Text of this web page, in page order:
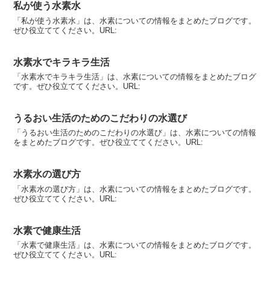
私が使う水素水
「私が使う水素水」は、水素についての情報をまとめたブログです。
ぜひ役立ててください。URL:
水素水でキラキラ生活
「水素水でキラキラ生活」は、水素についての情報をまとめたブログ
です。ぜひ役立ててください。URL:
うるおい生活のためのこだわりの水選び
「うるおい生活のためのこだわりの水選び」は、水素についての情報
をまとめたブログです。ぜひ役立ててください。URL:
水素水の選び方
「水素水の選び方」は、水素についての情報をまとめたブログです。
ぜひ役立ててください。URL:
水素で健康生活
「水素で健康生活」は、水素についての情報をまとめたブログです。
ぜひ役立ててください。URL: